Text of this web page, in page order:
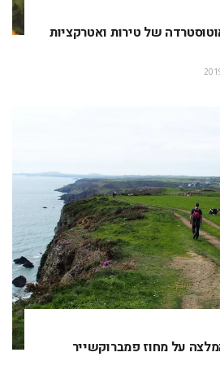
של טירות ואטרקציות
על מחוז פמברוקשייר